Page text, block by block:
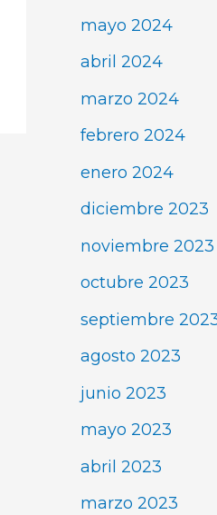
mayo 2024
abril 2024
marzo 2024
febrero 2024
enero 2024
diciembre 2023
noviembre 2023
octubre 2023
septiembre
agosto 2023
junio 2023
mayo 2023
abril 2023
marzo 2023